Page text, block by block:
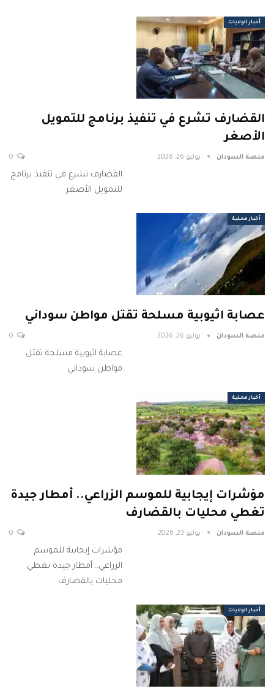
أخبار الولايات
القضارف تشرع في تنفيذ برنامج للتمويل
الأصغر
منصة السودان يوليو 26, 2026
القضارف تشرع في تنفيذ برنامج
للتمويل الأصغر
أخبار محلية
عصابة اثيوبية مسلحة تقتل مواطن سوداني
منصة السودان يوليو 26, 2026
عصابة اثيوبية مسلحة تقتل
مواطن سوداني
أخبار محلية
مؤشرات إيجابية للموسم الزراعي.. أمطار جيدة
تغطي محليات بالقضارف
منصة السودان يوليو 23, 2026
مؤشرات إيجابية للموسم
الزراعي.. أمطار جيدة تغطي
محليات بالقضارف
أخبار الولايات